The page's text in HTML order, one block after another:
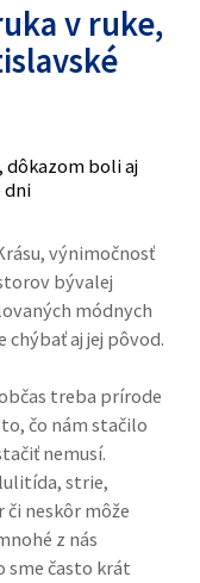
v ruke,
výnimočnosť
bývalej
módnych
chýbať aj jej pôvod.
treba prírode
čo nám stačilo
nemusí.
strie,
neskôr môže
z nás
sme často krát